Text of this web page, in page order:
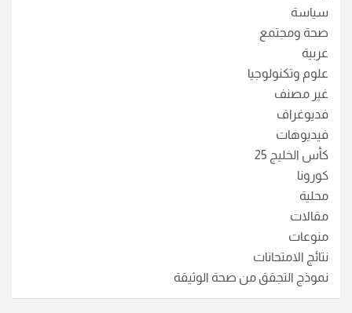
سياسة
صحة ومجتمع
عربية
علوم وتكنولوجيا
غير مصنف
فديوغراف
فيديوهات
كأس الخليج 25
كورونا
محلية
مقالات
منوعات
نتائج الامتحانات
نموذج التجقق من صحة الوثيقة